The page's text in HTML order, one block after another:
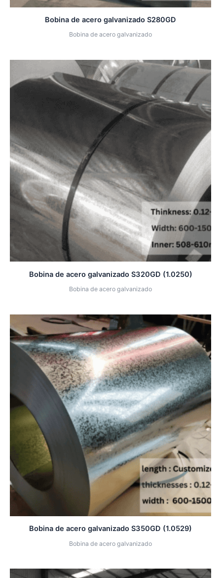
Bobina de acero galvanizado S280GD
Bobina de acero galvanizado
Bobina de acero galvanizado S320GD (1.0250)
Bobina de acero galvanizado
Bobina de acero galvanizado S350GD (1.0529)
Bobina de acero galvanizado